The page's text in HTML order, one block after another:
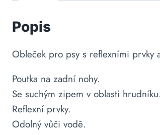
Popis
Obleček pro psy s reflexními prvky
Poutka na zadní nohy.
Se suchým zipem v oblasti hrudníku.
Reflexní prvky.
Odolný vůči vodě.